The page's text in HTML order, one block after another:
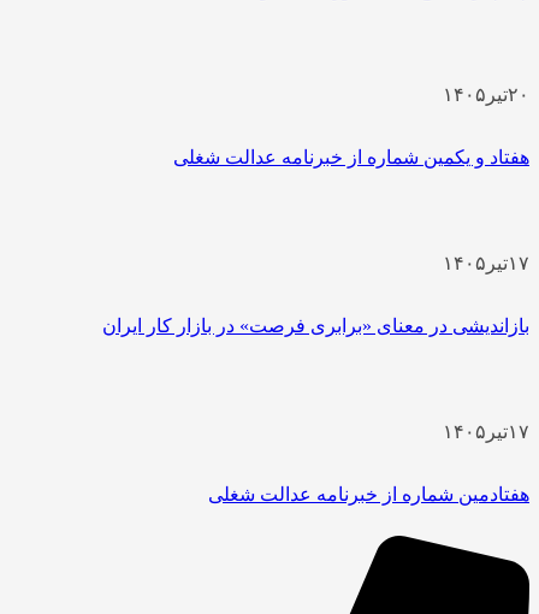
تیر۱۴۰۵
و یکمین شماره از خبرنامه عدالت شغلی
تیر۱۴۰۵
در معنای «برابری فرصت» در بازار کار ایران
تیر۱۴۰۵
شماره از خبرنامه عدالت شغلی